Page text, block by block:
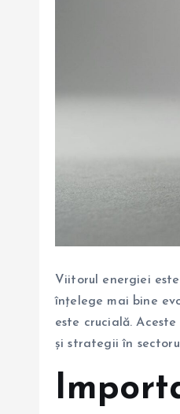
Viitorul energiei
înțelege mai bine
este crucială.
și strategii în